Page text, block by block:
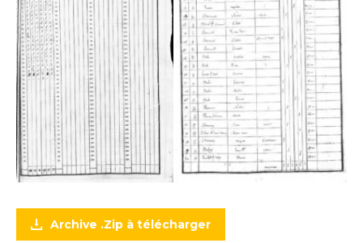
Archive .Zip à télécharger